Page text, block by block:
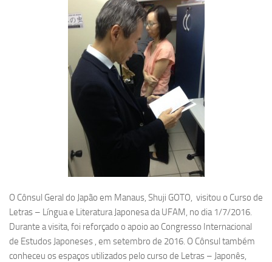
O Cônsul Geral do Japão em Manaus, Shuji GOTO, visitou o Curso de
Letras – Língua e Literatura Japonesa da UFAM, no dia 1/7/2016.
Durante a visita, foi reforçado o apoio ao Congresso Internacional
de Estudos Japoneses , em setembro de 2016. O Cônsul também
conheceu os espaços utilizados pelo curso de Letras – Japonês,